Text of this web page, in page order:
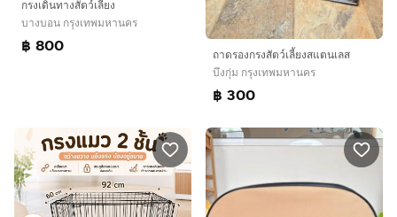
กรงเดินทางสัตว์เลี้ยง
บางบอน กรุงเทพมหานคร
฿ 800
ถาดรองกรงสัตว์เลี้ยงสแตนเลส
บึงกุ่ม กรุงเทพมหานคร
฿ 300